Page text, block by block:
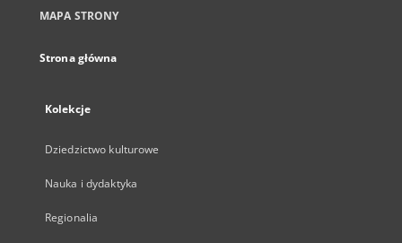
MAPA STRONY
Strona główna
Kolekcje
Dziedzictwo kulturowe
Nauka i dydaktyka
Regionalia